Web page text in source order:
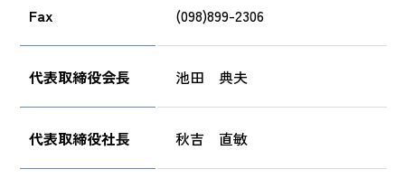
Fax (098)899-2306
代表取締役会長 池田 典夫
代表取締役社長 秋吉 直敏